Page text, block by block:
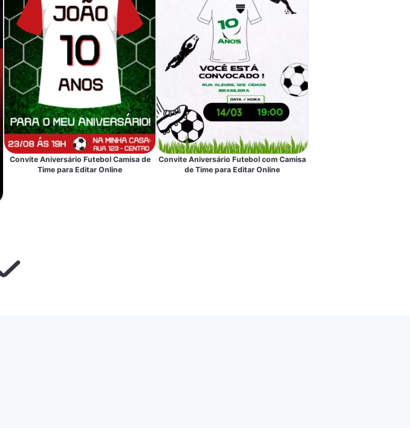
Convite Aniversário Futebol Camisa de
Time para Editar Online
Convite Aniversário Futebol com Camisa
de Time para Editar Online